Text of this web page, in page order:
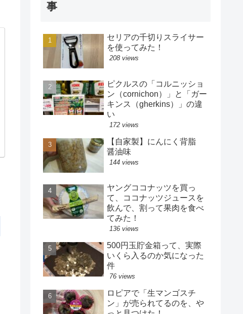
事
セリアの千切りスライサー
を使ってみた！
208 views
ピクルスの「コルニッショ
ン（cornichon）」と「ガー
キンス（gherkins）」の違
い
172 views
【自家製】にんにく背脂
醤油味
144 views
ヤングココナッツを買っ
て、ココナッツジュースを
飲んで、割って果肉を食べ
てみた！
136 views
500円玉貯金箱って、実際
いくら入るのか気になった
件
76 views
ロピアで「生マンゴスチ
ン」が売られてるのを、や